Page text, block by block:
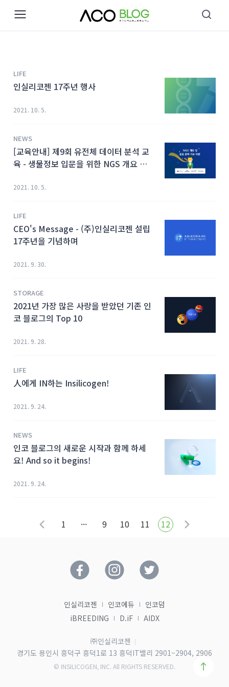
LIFE
인실리코젠 17주년 행사
2021. 10. 5.
NEWS
[교육안내] 제9회 유전체 데이터 분석 교
육 - 생물정보 입문을 위한 NGS 개요 및
2021. 10. 5.
LIFE
CEO's Message - (주)인실리코젠 설립
17주년을 기념하며
2021. 9. 30.
STORAGE
2021년 가장 많은 사랑을 받았던 기존 인
코 블로그의 Top 10
2021. 9. 28.
LIFE
人에게 IN하는 Insilicogen!
2021. 9. 24.
NEWS
인코 블로그의 새로운 시작과 함께 하세
요! And so it begins!
2021. 9. 24.
1 ··· 9 10 11 12
인실리코젠 인코에듀
인코덤
iBREEDING
D.iF AIDX
㈜인실리코젠
경기도 용인시 흥덕구 흥덕1로 13 흥덕IT밸리 2901~2904, 2906
© INSILICOGEN, INC. All RIGHTS RESERVED.